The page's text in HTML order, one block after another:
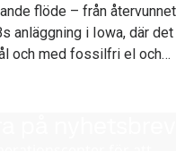
flöde – från återvunnet
anläggning i Iowa, där det
och med fossilfri el och